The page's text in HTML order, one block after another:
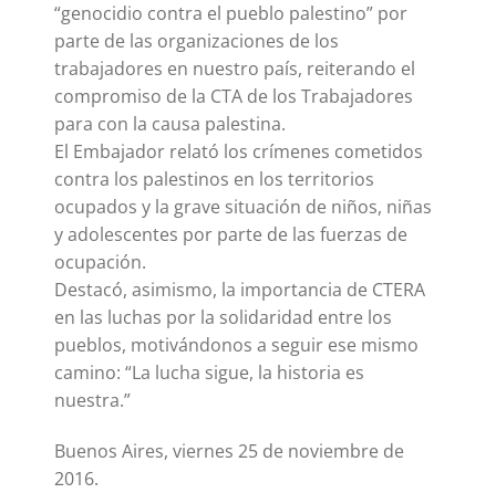
“genocidio contra el pueblo palestino” por
parte de las organizaciones de los
trabajadores en nuestro país, reiterando el
compromiso de la CTA de los Trabajadores
para con la causa palestina.
El Embajador relató los crímenes cometidos
contra los palestinos en los territorios
ocupados y la grave situación de niños, niñas
y adolescentes por parte de las fuerzas de
ocupación.
Destacó, asimismo, la importancia de CTERA
en las luchas por la solidaridad entre los
pueblos, motivándonos a seguir ese mismo
camino: “La lucha sigue, la historia es
nuestra.”
Buenos Aires, viernes 25 de noviembre de
2016.